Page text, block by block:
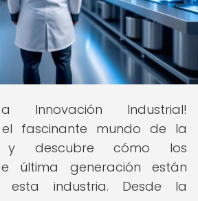
a Innovación Industrial!
fascinante mundo de la
y descubre cómo los
última generación están
esta industria. Desde la